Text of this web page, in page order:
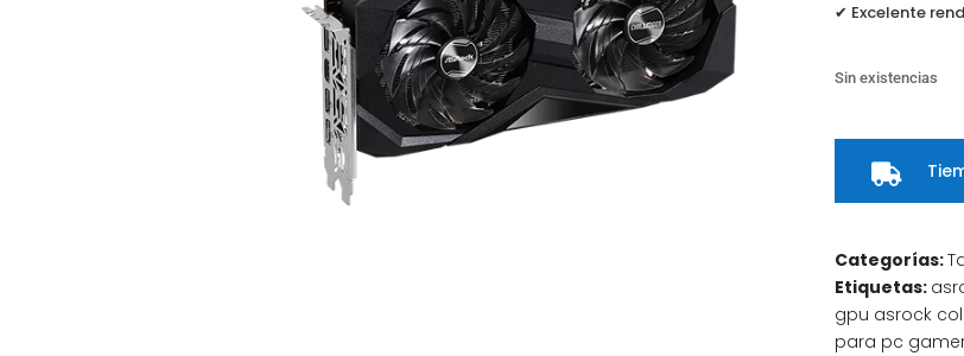
✔ Excelente
Sin existencias

Categorías:
Etiquetas:
gpu asrock
para pc